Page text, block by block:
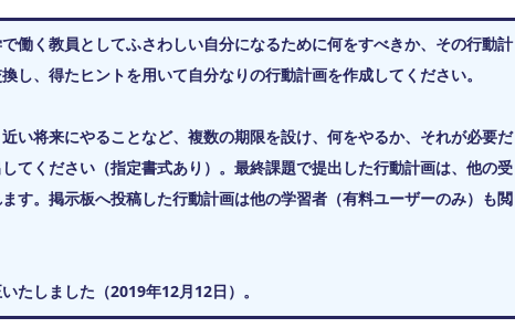
働く教員としてふさわしい自分になるために何をすべきか、その行動計
し、得たヒントを用いて自分なりの行動計画を作成してください。
い将来にやることなど、複数の期限を設け、何をやるか、それが必要だ
てください（指定書式あり）。最終課題で提出した行動計画は、他の受
す。掲示板へ投稿した行動計画は他の学習者（有料ユーザーのみ）も閲
たしました（2019年12月12日）。